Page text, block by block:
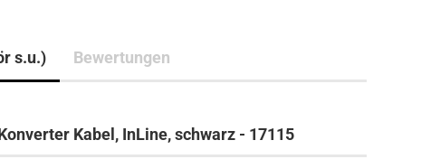
s.u.) Bewertungen
Kabel, InLine, schwarz - 17115